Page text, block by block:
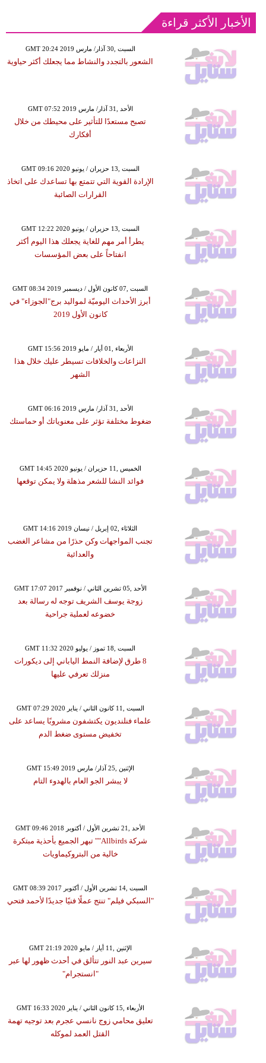
الأخبار الأكثر قراءة
GMT 20:24 2019 السبت ,30 آذار/ مارس
الشعور بالتجدد والنشاط مما يجعلك أكثر حياوية
GMT 07:52 2019 الأحد ,31 آذار/ مارس
تصبح مستعدًا للتأثير على محيطك من خلال
أفكارك
GMT 09:16 2020 السبت ,13 حزيران / يونيو
الإرادة القوية التي تتمتع بها تساعدك على اتخاذ
القرارات الصائبة
GMT 12:22 2020 السبت ,13 حزيران / يونيو
يطرأ أمر مهم للغاية يجعلك هذا اليوم أكثر
انفتاحاً على بعض المؤسسات
GMT 08:34 2019 السبت ,07 كانون الأول / ديسمبر
أبرز الأحداث اليوميّة لمواليد برج"الجوزاء" في
كانون الأول 2019
GMT 15:56 2019 الأربعاء ,01 أيار / مايو
النزاعات والخلافات تسيطر عليك خلال هذا
الشهر
GMT 06:16 2019 الأحد ,31 آذار/ مارس
ضغوط مختلفة تؤثر على معنوياتك أو حماستك
GMT 14:45 2020 الخميس ,11 حزيران / يونيو
فوائد النشا للشعر مذهلة ولا يمكن توقعها
GMT 14:16 2019 الثلاثاء ,02 إبريل / نيسان
تجنب المواجهات وكن حذرًا من مشاعر الغضب
والعدائية
GMT 17:07 2017 الأحد ,05 تشرين الثاني / نوفمبر
زوجة يوسف الشريف توجه له رسالة بعد
خضوعه لعملية جراحية
GMT 11:32 2020 السبت ,18 تموز / يوليو
8 طرق لإضافة النمط الياباني إلى ديكورات
منزلك تعرفي عليها
GMT 07:29 2020 السبت ,11 كانون الثاني / يناير
علماء فنلنديون يكتشفون مشروبًا يساعد على
تخفيض مستوى ضغط الدم
GMT 15:49 2019 الإثنين ,25 آذار/ مارس
لا يبشر الجو العام بالهدوء التام
GMT 09:46 2018 الأحد ,21 تشرين الأول / أكتوبر
شركة Allbirds"" تبهر الجميع بأحذية مبتكرة
خالية من البتروكيماويات
GMT 08:39 2017 السبت ,14 تشرين الأول / أكتوبر
"السبكي فيلم" تنتج عملًا فنيًا جديدًا لأحمد فتحي
GMT 21:19 2020 الإثنين ,11 أيار / مايو
سيرين عبد النور تتألق في أحدث ظهور لها عبر
"انستجرام"
GMT 16:33 2020 الأربعاء ,15 كانون الثاني / يناير
تعليق محامي زوج نانسي عجرم بعد توجيه تهمة
القتل العمد لموكله